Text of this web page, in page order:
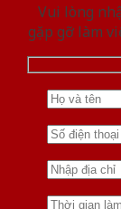
Vui lòng
gặp gỡ làm